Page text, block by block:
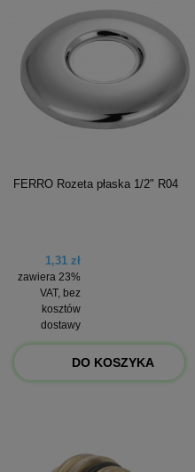
FERRO Rozeta płaska 1/2" R04
1,31 zł
zawiera 23%
VAT, bez
kosztów
dostawy
DO KOSZYKA